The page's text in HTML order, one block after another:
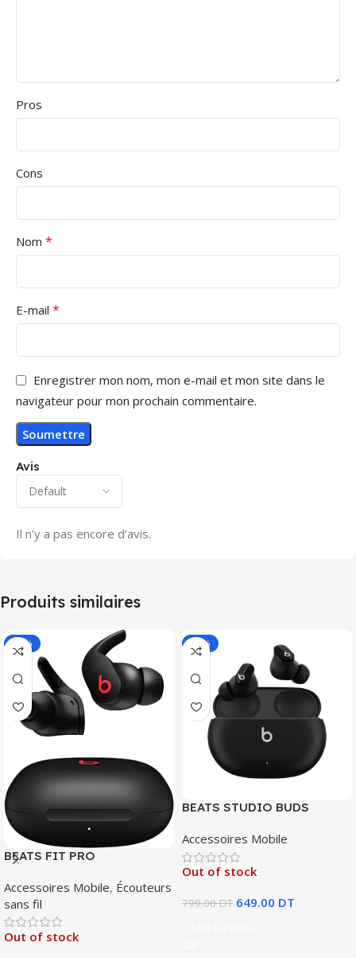
Avis
Il n’y a pas encore d’avis.
Pros
Cons
Nom *
E-mail *
Enregistrer mon nom, mon e-mail et mon site dans le
navigateur pour mon prochain commentaire.
Produits similaires
-31%
BEATS FIT PRO
Accessoires Mobile, Écouteurs
sans fil
Out of stock
-19%
BEATS STUDIO BUDS
Accessoires Mobile
Out of stock
799.00DT 649.00 DT